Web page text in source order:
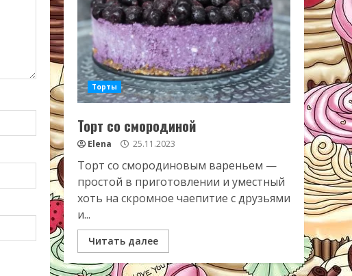
Торты
Торт со смородиной
Elena 25.11.2023
Торт со смородиновым вареньем —
простой в приготовлении и уместный
хоть на скромное чаепитие с друзьями
и...
Читать далее